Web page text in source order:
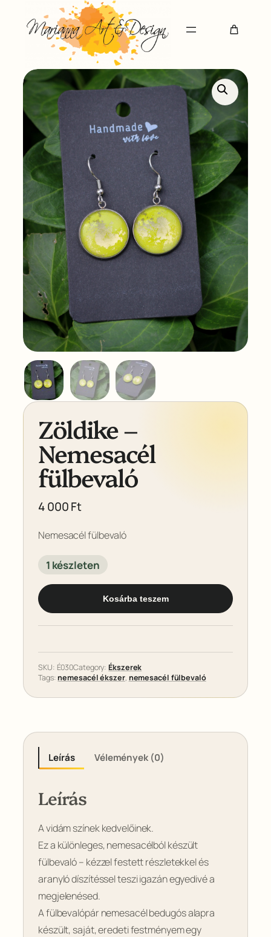
tartalomhoz
Zöldike –
Nemesacél
fülbevaló
4 000Ft
Nemesacél fülbevaló
1 készleten
Z
ö
l
i
k
e
–
s
c
l
f
ü
l
b
e
v
Kosárba teszem
SKU: É030Category:Ékszerek
Tags:nemesacél ékszer, nemesacél fülbevaló
Leírás Vélemények (0)
Leírás
A vidám színek kedvelőinek.
Ez a különleges, nemesacélból készült
fülbevaló – kézzel festett részletekkel és
aranyló díszítéssel teszi igazán egyedivé a
megjelenésed.
A fülbevalópár nemesacél bedugós alapra
készült, saját, eredeti festményem egy